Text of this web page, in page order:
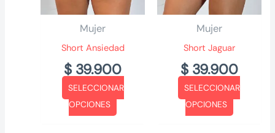
Mujer
Short Ansiedad
$ 39.900
SELECCIONAR
OPCIONES
Mujer
Short Jaguar
$39.900
SELECCIONAR
OPCIONES